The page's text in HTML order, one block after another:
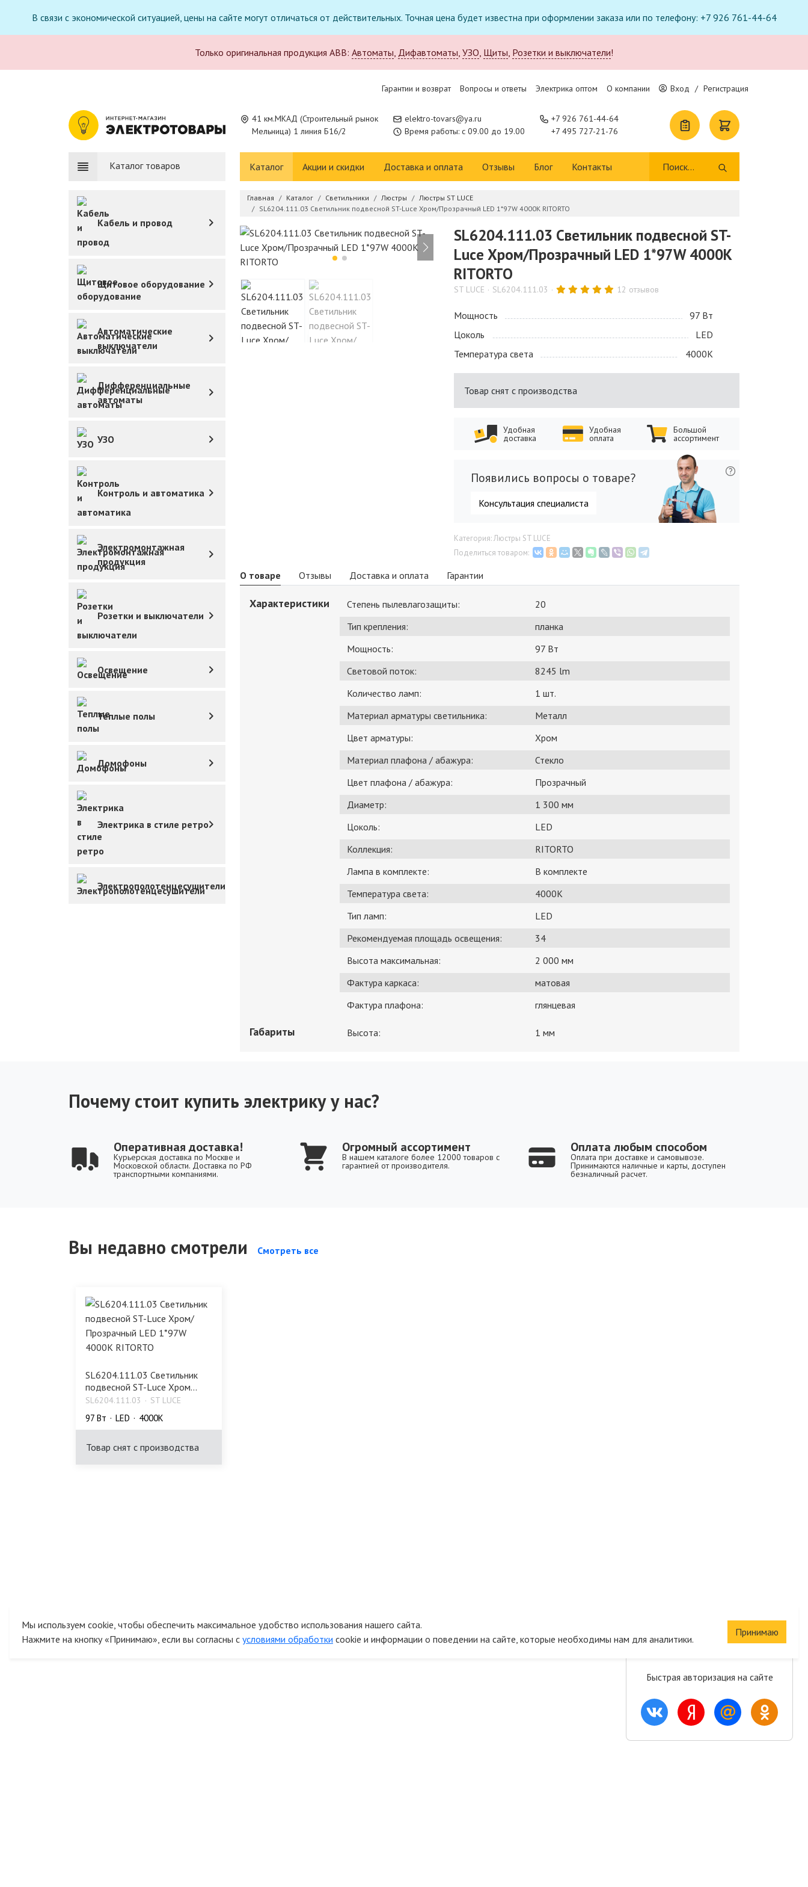
В связи с экономической ситуацией, цены на сайте могут отличаться от действительных. Точная цена будет известна при оформлении заказа или по телефону: +7 926 761-44-64
Только оригинальная продукция ABB: Автоматы, Дифавтоматы, УЗО, Щиты, Розетки и выключатели!
Гарантии и возврат Вопросы и ответы Электрика оптом О компании Вход / Регистрация
41 км.МКАД (Строительный рынок
Мельница) 1 линия Б16/2
elektro-tovars@ya.ru
Время работы: с 09.00 до 19.00
+7 926 761-44-64
+7 495 727-21-76
Каталог товаров Каталог Акции и скидки Доставка и оплата Отзывы Блог Контакты
Кабель и провод
Щитовое оборудование
Автоматические
выключатели
Дифференциальные
автоматы
УЗО
Контроль и автоматика
Электромонтажная
продукция
Розетки и выключатели
Освещение
Теплые полы
Домофоны
Электрика в стиле ретро
Электрополотенцесушители
Главная Каталог Светильники Люстры
Люстры ST LUCE
SL6204.111.03 Светильник подвесной ST-Luce Хром/Прозрачный LED 1*97W 4000K RITORTO
SL6204.111.03 Светильник подвесной ST-
Luce Хром/Прозрачный LED 1*97W 4000K
RITORTO
ST LUCE SL6204.111.03 12 отзывов
Мощность
97 Bт
Цоколь
LED
Температура света
4000K
Товар снят с производства
Удобная
доставка
Удобная
оплата
Большой
ассортимент
Появились вопросы о товаре?
Консультация специалиста
Категория: Люстры ST LUCE
Поделиться товаром:
О товаре Отзывы Доставка и оплата Гарантии
Характеристики Степень пылевлагозащиты:
20
Тип крепления:
планка
Мощность:
97 Bт
Световой поток:
8245 lm
Количество ламп:
1 шт.
Материал арматуры светильника:
Металл
Цвет арматуры:
Хром
Материал плафона / абажура:
Стекло
Цвет плафона / абажура:
Прозрачный
Диаметр:
1 300 мм
Цоколь:
LED
Коллекция:
RITORTO
Лампа в комплекте:
В комплекте
Температура света:
4000K
Тип ламп:
LED
Рекомендуемая площадь освещения:
34
Высота максимальная:
2 000 мм
Фактура каркаса:
матовая
Фактура плафона:
глянцевая
Габариты Высота: 1 мм
Почему стоит купить электрику у нас?
Оперативная доставка!
Курьерская доставка по Москве и
Московской области. Доставка по РФ
транспортными компаниями.
Огромный ассортимент
В нашем каталоге более 12000 товаров с
гарантией от производителя.
Оплата любым способом
Оплата при доставке и самовывозе.
Принимаются наличные и карты, доступен
безналичный расчет.
Вы недавно смотрели Смотреть все
SL6204.111.03 Светильник
подвесной ST-Luce Хром...
SL6204.111.03 ST LUCE
97 Bт LED 4000K
Товар снят с производства
Сохраните корзину
Быстрая авторизация на сайте
Мы используем cookie, чтобы обеспечить максимальное удобство использования нашего сайта.
Нажмите на кнопку «Принимаю», если вы согласны с условиями обработки cookie и информации о поведении на сайте, которые необходимы нам для аналитики.
Принимаю